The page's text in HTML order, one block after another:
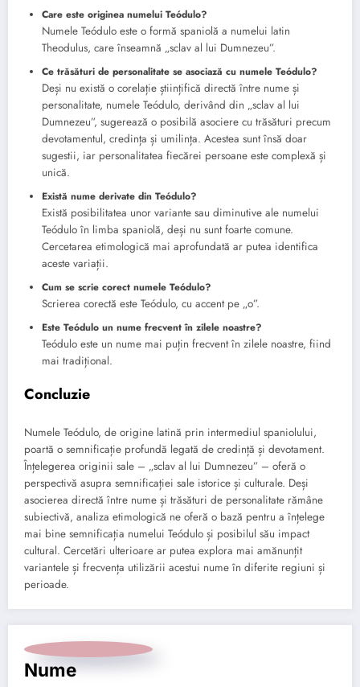
Care este originea numelui Teódulo?
Numele Teódulo este o formă spaniolă a numelui latin
Theodulus, care înseamnă „sclav al lui Dumnezeu”.
Ce trăsături de personalitate se asociază cu numele Teódulo?
Deși nu există o corelație științifică directă între nume și
personalitate, numele Teódulo, derivând din „sclav al lui
Dumnezeu”, sugerează o posibilă asociere cu trăsături precum
devotamentul, credința și umilința. Acestea sunt însă doar
sugestii, iar personalitatea fiecărei persoane este complexă și
unică.
Există nume derivate din Teódulo?
Există posibilitatea unor variante sau diminutive ale numelui
Teódulo în limba spaniolă, deși nu sunt foarte comune.
Cercetarea etimologică mai aprofundată ar putea identifica
aceste variații.
Cum se scrie corect numele Teódulo?
Scrierea corectă este Teódulo, cu accent pe „o”.
Este Teódulo un nume frecvent în zilele noastre?
Teódulo este un nume mai puțin frecvent în zilele noastre, fiind
mai tradițional.
Concluzie
Numele Teódulo, de origine latină prin intermediul spaniolului,
poartă o semnificație profundă legată de credință și devotament.
Înțelegerea originii sale – „sclav al lui Dumnezeu” – oferă o
perspectivă asupra semnificației sale istorice și culturale. Deși
asocierea directă între nume și trăsături de personalitate rămâne
subiectivă, analiza etimologică ne oferă o bază pentru a înțelege
mai bine semnificația numelui Teódulo și posibilul său impact
cultural. Cercetări ulterioare ar putea explora mai amănunțit
variantele și frecvența utilizării acestui nume în diferite regiuni și
perioade.
Nume